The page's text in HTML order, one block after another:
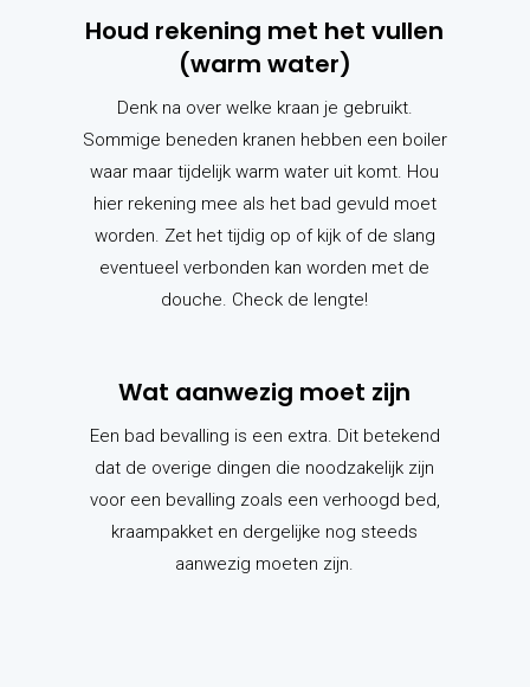
Houd rekening met het vullen
(warm water)
Denk na over welke kraan je gebruikt.
Sommige beneden kranen hebben een boiler
waar maar tijdelijk warm water uit komt. Hou
hier rekening mee als het bad gevuld moet
worden. Zet het tijdig op of kijk of de slang
eventueel verbonden kan worden met de
douche. Check de lengte!
Wat aanwezig moet zijn
Een bad bevalling is een extra. Dit betekend
dat de overige dingen die noodzakelijk zijn
voor een bevalling zoals een verhoogd bed,
kraampakket en dergelijke nog steeds
aanwezig moeten zijn.